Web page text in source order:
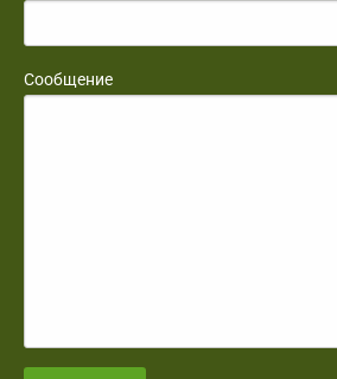
Сообщение